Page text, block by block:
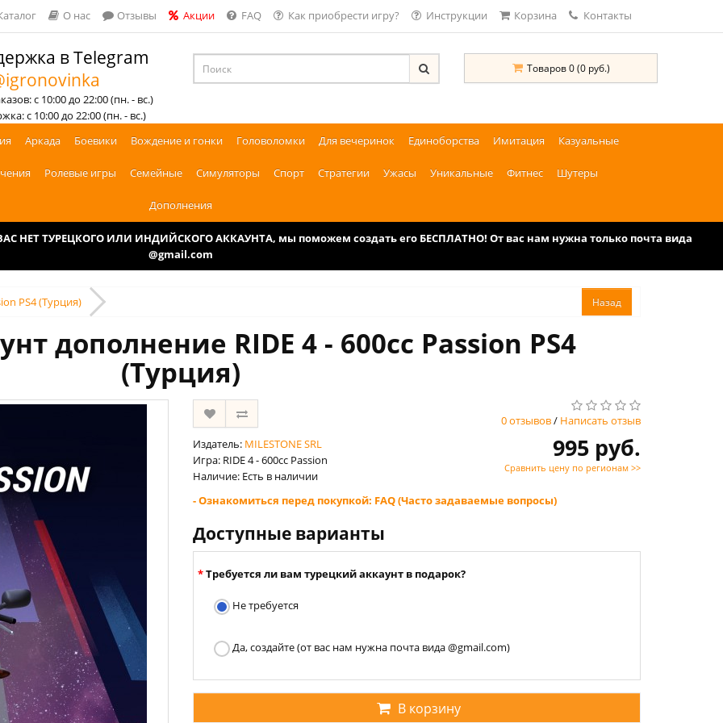
О нас Отзывы Акции FAQ Как приобрести игру? Инструкции Корзина Контакты
в Telegram
с 10:00 до 22:00 (пн. - вс.)
с 10:00 до 22:00 (пн. - вс.)
Товаров 0 (0 руб.)
Аркада Боевики Вождение и гонки Головоломки Для вечеринок Единоборства Имитация Казуальные
Ролевые игры Семейные Симуляторы Спорт Стратегии Ужасы Уникальные Фитнес Шутеры
Дополнения
НЕТ ТУРЕЦКОГО ИЛИ ИНДИЙСКОГО АККАУНТА, мы поможем создать его БЕСПЛАТНО! От вас нам нужна только почта вида
@gmail.com
PS4 (Турция)
дополнение RIDE 4 - 600cc Passion PS4
(Турция)
0 отзывов/ Написать отзыв
Издатель: MILESTONE SRL
Игра: RIDE 4 - 600cc Passion
Наличие: Есть в наличии
995 руб.
Сравнить цену по регионам >>
- Ознакомиться перед покупкой: FAQ (Часто задаваемые вопросы)
Доступные варианты
Требуется ли вам турецкий аккаунт в подарок?
Не требуется
Да, создайте (от вас нам нужна почта вида @gmail.com)
В корзину